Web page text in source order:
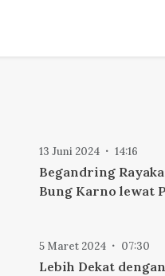
13 Juni 2024 14:16
Begandring
Bung Karno lewat
5 Maret 2024 07:30
Lebih Dekat